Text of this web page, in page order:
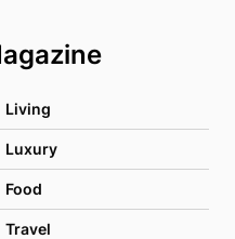
Living
Luxury
Food
Travel